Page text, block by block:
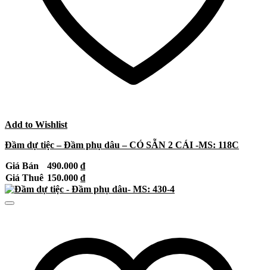
Add to Wishlist
Đầm dự tiệc – Đầm phụ dâu – CÓ SẴN 2 CÁI -MS: 118C
Giá Bán 490.000 ₫
Giá Thuê 150.000 ₫